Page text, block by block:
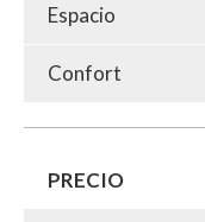
Espacio
Confort
PRECIO